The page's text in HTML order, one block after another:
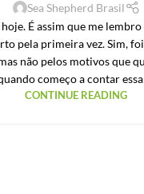
Sea Shepherd Brasil
É assim que me
pela primeira vez. Sim,
não pelos motivos que
começo a contar
CONTINUE READING